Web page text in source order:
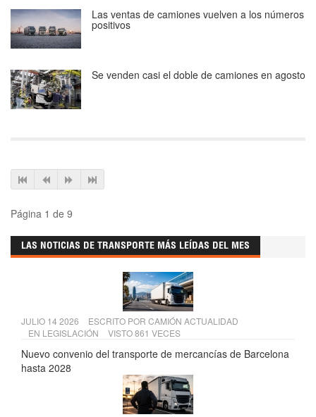
Las ventas de camiones vuelven a los números
positivos
Se venden casi el doble de camiones en agosto
Página 1 de 9
LAS NOTICIAS DE TRANSPORTE MÁS LEÍDAS DEL MES
JULIO 14 2026 ESCRITO POR CAMIÓN ACTUALIDAD
EN LEGISLACIÓN VISTO 861 VECES
Nuevo convenio del transporte de mercancías de Barcelona
hasta 2028